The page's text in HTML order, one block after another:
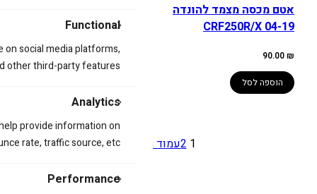
Functional
social media platforms,
other third-party features.
Analytics
provide information on
rate, traffic source, etc.
Performance
אטם מכסה מצמד להונדה
CRF250R/X 04-19
90.00₪
הוספה לסל
1
2עמוד הבא